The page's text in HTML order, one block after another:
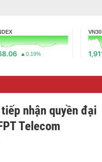
0.19%
VN30
nhận quyền đại
Telecom